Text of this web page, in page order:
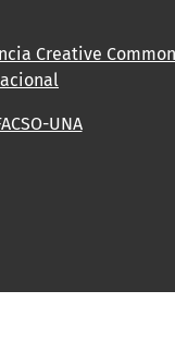
Creative
UNA